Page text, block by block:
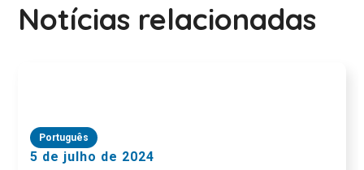
Notícias relacionadas
Português
5 de julho de 2024